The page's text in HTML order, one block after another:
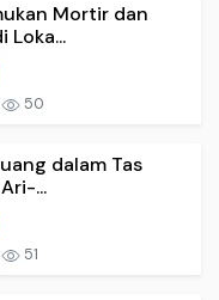
Mortir dan
Loka...
50
dalam Tas
...
51